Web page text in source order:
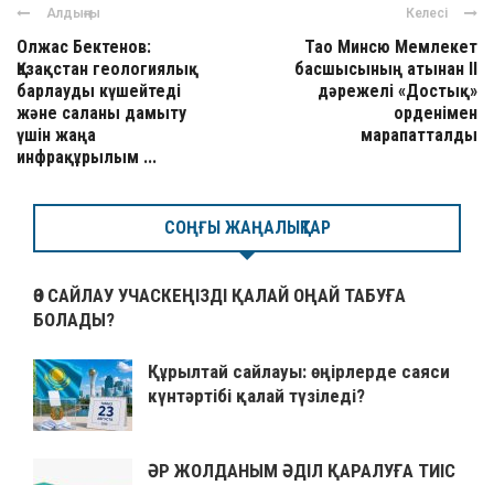
Алдыңғы
Олжас Бектенов:
Қазақстан геологиялық
барлауды күшейтеді
және саланы дамыту
үшін жаңа
инфрақұрылым ...
Келесі
Тао Минсю Мемлекет
басшысының атынан ІІ
дәрежелі «Достық»
орденімен
марапатталды
СОҢҒЫ ЖАҢАЛЫҚТАР
ӨЗ САЙЛАУ УЧАСКЕҢІЗДІ ҚАЛАЙ ОҢАЙ ТАБУҒА
БОЛАДЫ?
Құрылтай сайлауы: өңірлерде саяси
күнтәртібі қалай түзіледі?
ӘР ЖОЛДАНЫМ ӘДІЛ ҚАРАЛУҒА ТИІС